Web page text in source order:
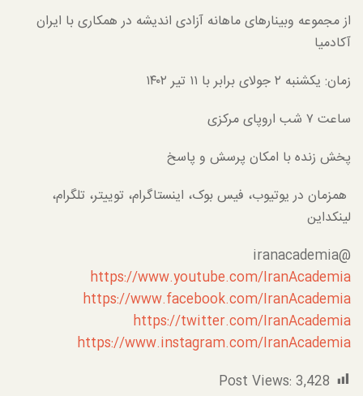
از مجموعه وبینارهای ماهانه آزادی اندیشه در همکاری با ایران
آکادمیا
زمان: یکشنبه ۲ جولای برابر با ۱۱ تیر ۱۴۰۲
ساعت ۷ شب اروپای مرکزی
پخش زنده با امکان پرسش و پاسخ
همزمان در یوتیوب، فیس بوک، اینستاگرام، توییتر، تلگرام،
لینکداین
@iranacademia
https://www.youtube.com/IranAcademia
https://www.facebook.com/IranAcademia
https://twitter.com/IranAcademia
https://www.instagram.com/IranAcademia
Post Views: 3,428